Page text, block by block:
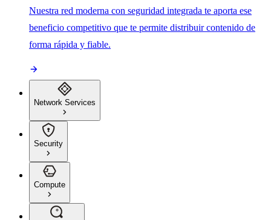
Nuestra red moderna con seguridad integrada te aporta ese
beneficio competitivo que te permite distribuir contenido de
forma rápida y fiable.
Network Services
Security
Compute